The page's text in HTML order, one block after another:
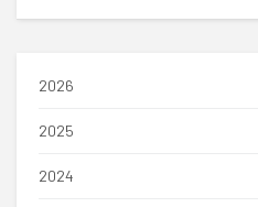
2026
2025
2024